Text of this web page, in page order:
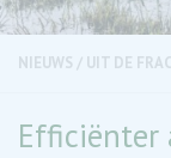
NIEUWS / UIT DE
Efficiënter